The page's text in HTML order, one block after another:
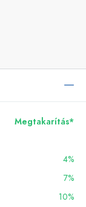
Megtakarítás*
4%
7%
10%